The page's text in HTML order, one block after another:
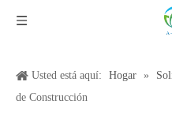
Usted está aquí: Hogar »
de Construcción